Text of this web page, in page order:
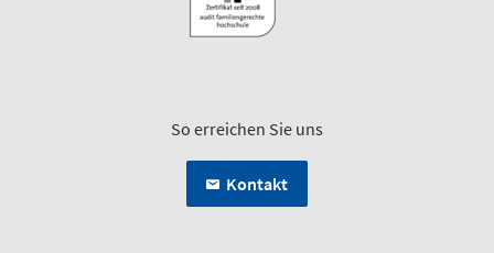
So erreichen Sie uns
Kontakt